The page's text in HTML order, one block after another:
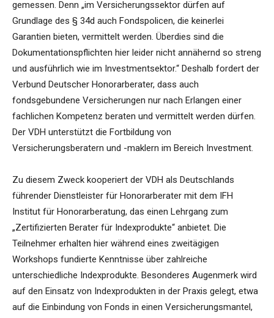
gemessen. Denn „im Versicherungssektor dürfen auf
Grundlage des § 34d auch Fondspolicen, die keinerlei
Garantien bieten, vermittelt werden. Überdies sind die
Dokumentationspflichten hier leider nicht annähernd so streng
und ausführlich wie im Investmentsektor.“ Deshalb fordert der
Verbund Deutscher Honorarberater, dass auch
fondsgebundene Versicherungen nur nach Erlangen einer
fachlichen Kompetenz beraten und vermittelt werden dürfen.
Der VDH unterstützt die Fortbildung von
Versicherungsberatern und -maklern im Bereich Investment.
Zu diesem Zweck kooperiert der VDH als Deutschlands
führender Dienstleister für Honorarberater mit dem IFH
Institut für Honorarberatung, das einen Lehrgang zum
„Zertifizierten Berater für Indexprodukte“ anbietet. Die
Teilnehmer erhalten hier während eines zweitägigen
Workshops fundierte Kenntnisse über zahlreiche
unterschiedliche Indexprodukte. Besonderes Augenmerk wird
auf den Einsatz von Indexprodukten in der Praxis gelegt, etwa
auf die Einbindung von Fonds in einen Versicherungsmantel,